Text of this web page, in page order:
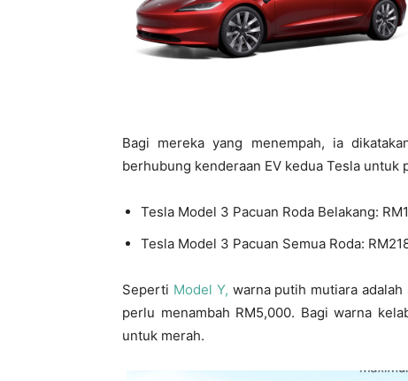
Bagi mereka yang menempah, ia
berhubung kenderaan EV kedua Tesla untuk
Tesla Model 3 Pacuan Roda Belakang:
Tesla Model 3 Pacuan Semua Roda:
Seperti Model Y, warna putih mutiara
perlu menambah RM5,000. Bagi warna
untuk merah.